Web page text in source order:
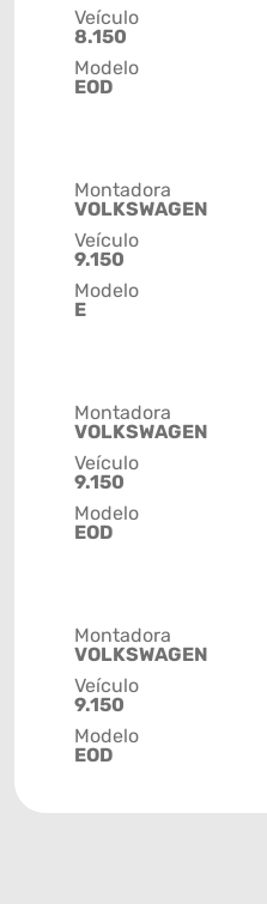
Veículo
8.150
Modelo
EOD
Montadora
VOLKSWAGEN
Veículo
9.150
Modelo
E
Montadora
VOLKSWAGEN
Veículo
9.150
Modelo
EOD
Montadora
VOLKSWAGEN
Veículo
9.150
Modelo
EOD